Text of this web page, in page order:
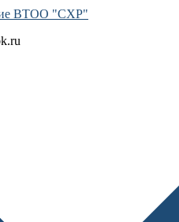
ВТОО "СХР"